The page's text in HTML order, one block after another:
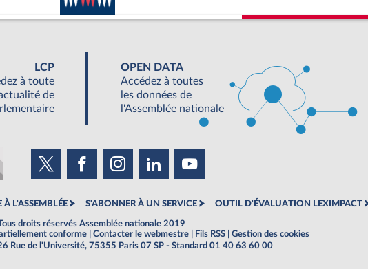
LCP
à toute
de
OPEN DATA
Accédez à toutes
les données de
l'Assemblée nationale
À L'ASSEMBLÉE S'ABONNER À UN SERVICE OUTIL D'ÉVALUATION LEXIMPACT
droits réservés Assemblée nationale 2019
conforme Contacter le webmestre Fils RSS
Gestion des cookies
Rue de l'Université, 75355 Paris 07 SP - Standard 01 40 63 60 00